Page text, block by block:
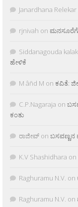
Janardhana Relekar
rjnivah on
Siddanagouda
ಹೇಳಿಕೆ
M âñd M on ಕವಿತೆ:
C.P.Nagaraja on
ಕಂತು
ರಾಜೀವ್ on ಬಸವಣ್ಣನ
K.V Shashidhara on
Raghuramu N.V. on
Raghuramu N.V. on